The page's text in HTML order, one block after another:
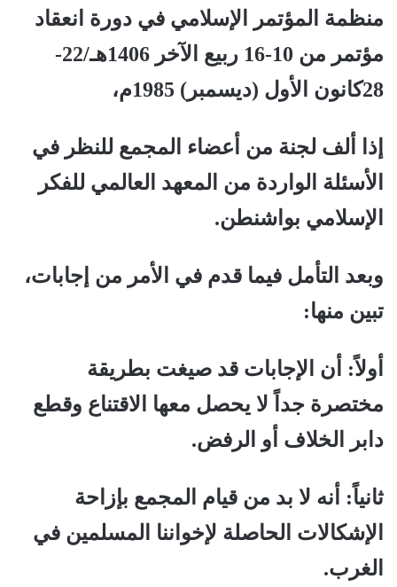
منظمة المؤتمر الإسلامي في دورة انعقاد
مؤتمر من 10-16 ربيع الآخر 1406هـ/22-
28كانون الأول (ديسمبر) 1985م،
إذا ألف لجنة من أعضاء المجمع للنظر في
الأسئلة الواردة من المعهد العالمي للفكر
الإسلامي بواشنطن.
وبعد التأمل فيما قدم في الأمر من إجابات،
تبين منها:
أولاً: أن الإجابات قد صيغت بطريقة
مختصرة جداً لا يحصل معها الاقتناع وقطع
دابر الخلاف أو الرفض.
ثانياً: أنه لا بد من قيام المجمع بإزاحة
الإشكالات الحاصلة لإخواننا المسلمين في
الغرب.